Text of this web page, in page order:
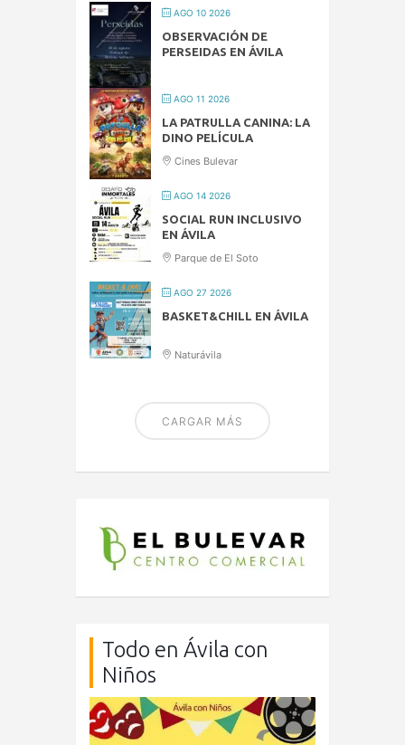
AGO 10 2026
OBSERVACIÓN DE
PERSEIDAS EN ÁVILA
AGO 11 2026
LA PATRULLA CANINA: LA
DINO PELÍCULA
Cines Bulevar
AGO 14 2026
SOCIAL RUN INCLUSIVO
EN ÁVILA
Parque de El Soto
AGO 27 2026
BASKET&CHILL EN ÁVILA
Naturávila
CARGAR MÁS
Todo en Ávila con
Niños